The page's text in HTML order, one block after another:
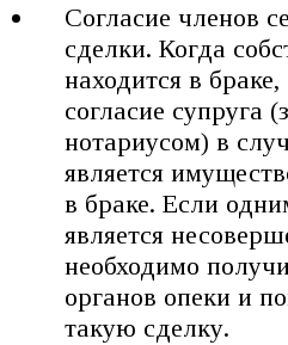
Согласие членов
сделки. Когда
находится в
согласие супруга
нотариусом) в
является
в браке. Если
является
необходимо
органов опеки и
такую сделку.